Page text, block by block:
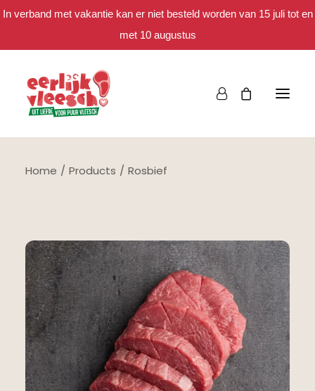
In verband met vakantie kan er niet besteld worden van 15 juli tot en
met 10 augustus
Bestellen
Spaar mee
Home Products Rosbief